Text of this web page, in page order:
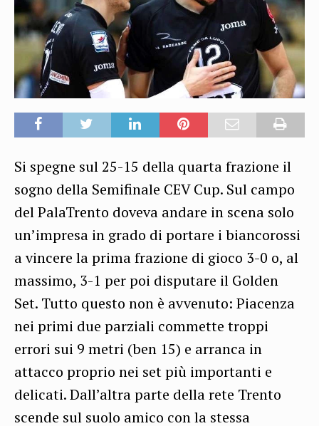
Si spegne sul 25-15 della quarta frazione il
sogno della Semifinale CEV Cup. Sul campo
del PalaTrento doveva andare in scena solo
un’impresa in grado di portare i biancorossi
a vincere la prima frazione di gioco 3-0 o, al
massimo, 3-1 per poi disputare il Golden
Set. Tutto questo non è avvenuto: Piacenza
nei primi due parziali commette troppi
errori sui 9 metri (ben 15) e arranca in
attacco proprio nei set più importanti e
delicati. Dall’altra parte della rete Trento
scende sul suolo amico con la stessa